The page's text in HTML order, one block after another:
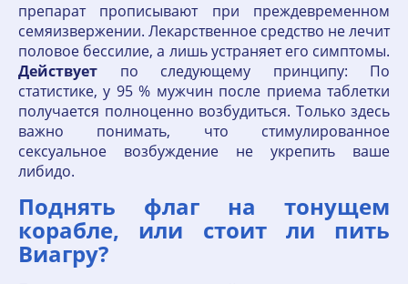
препарат прописывают при преждевременном
семяизвержении. Лекарственное средство не лечит
половое бессилие, а лишь устраняет его симптомы.
Действует по следующему принципу: По
статистике, у 95 % мужчин после приема таблетки
получается полноценно возбудиться. Только здесь
важно понимать, что стимулированное
сексуальное возбуждение не укрепить ваше
либидо.
Поднять флаг на тонущем
корабле, или стоит ли пить
Виагру?